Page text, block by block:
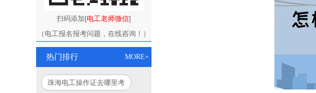
扫码添加[电工老师微信]
（电工报名报考问题，在线咨询！）
热门排行 MORE+
珠海电工操作证去哪里考